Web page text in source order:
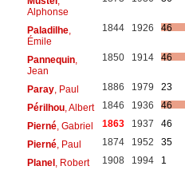
Alphonse
Paladilhe,
Émile
1844 1926 46
Pannequin,
Jean
1850 1914 46
Paray, Paul 1886 1979
23
Périlhou, Albert 1846 1936
46
Pierné, Gabriel 1863 1937
46
Pierné, Paul 1874 1952
35
Planel , Robert 1908 1994
1